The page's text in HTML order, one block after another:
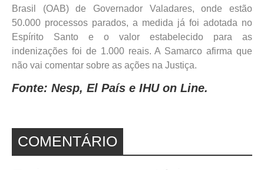
Brasil (OAB) de Governador Valadares, onde estão
50.000 processos parados, a medida já foi adotada no
Espírito Santo e o valor estabelecido para as
indenizações foi de 1.000 reais. A Samarco afirma que
não vai comentar sobre as ações na Justiça.
Fonte: Nesp, El País e IHU on Line.
COMENTÁRIO